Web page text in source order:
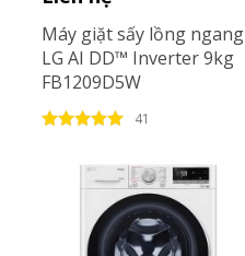
Máy giặt sấy lồng ngang
LG AI DD™ Inverter 9kg
FB1209D5W
41